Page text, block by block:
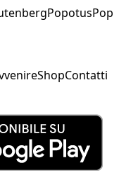
PopotusPop
ShopContatti